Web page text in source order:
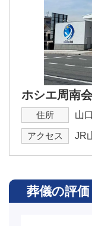
ホシエ周南
住所 山
アクセス JR
葬儀の評価